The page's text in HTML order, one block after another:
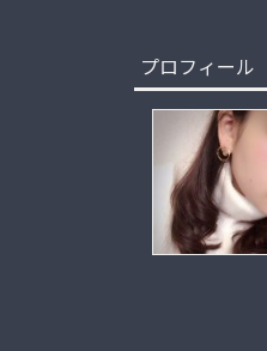
プロフィール